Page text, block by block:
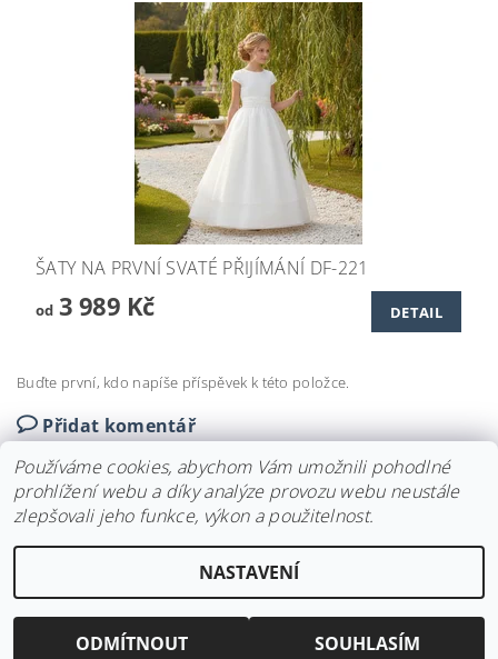
ŠATY NA PRVNÍ SVATÉ PŘIJÍMÁNÍ DF-221
od3 989 Kč DETAIL
Buďte první, kdo napíše příspěvek k této položce.
Přidat komentář
Svatební doplňky BRIANNA, všechna práva vyhrazena
cookies
Používáme cookies, abychom Vám umožnili pohodlné
prohlížení webu a díky analýze provozu webu neustále
zlepšovali jeho funkce, výkon a použitelnost.
NASTAVENÍ
ODMÍTNOUT SOUHLASÍM